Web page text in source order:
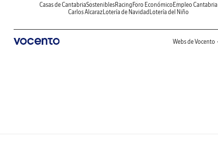
Casas de CantabriaSosteniblesRacingForo EconómicoEmpleo Cantabria
Carlos AlcarazLotería de NavidadLotería del Niño
Webs de Vocento